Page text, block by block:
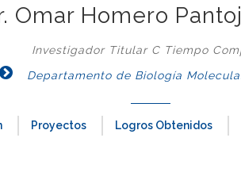
Omar Homero
Investigador Titular C Tiempo
Departamento de Biología
Proyectos Logros Obtenidos